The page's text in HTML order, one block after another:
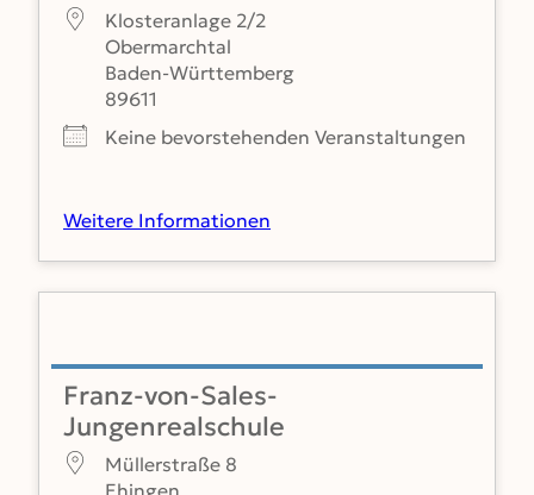
Klosteranlage 2/2
Obermarchtal
Baden-Württemberg
89611
Keine bevorstehenden Veranstaltungen
Weitere Informationen
Franz-von-Sales-
Jungenrealschule
Müllerstraße 8
Ehingen